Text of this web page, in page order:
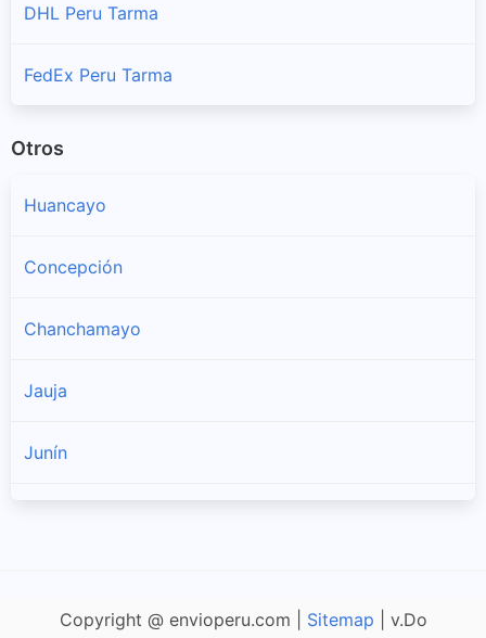
DHL Peru Tarma
FedEx Peru Tarma
Otros
Huancayo
Concepción
Chanchamayo
Jauja
Junín
Copyright @ envioperu.com | Sitemap | v.Do